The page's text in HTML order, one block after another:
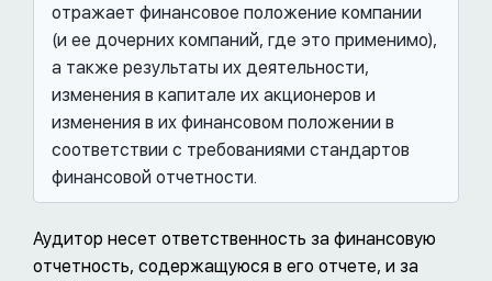
отражает финансовое положение компании
(и ее дочерних компаний, где это применимо),
а также результаты их деятельности,
изменения в капитале их акционеров и
изменения в их финансовом положении в
соответствии с требованиями стандартов
финансовой отчетности.
Аудитор несет ответственность за финансовую
отчетность, содержащуюся в его отчете, и за